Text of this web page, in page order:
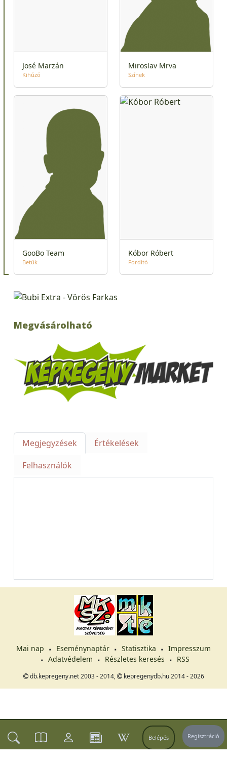
Belépés Regisztráció
José Marzán
Kihúzó
Miroslav Mrva
Színek
GooBo Team
Betűk
Kóbor Róbert
Fordító
Megvásárolható
Megjegyzések
Értékelések
Felhasználók
Mai nap Eseménynaptár Statisztika
Impresszum
Adatvédelem
Részletes keresés RSS
db.kepregeny.net 2003 - 2014, kepregenydb.hu 2014 - 2026